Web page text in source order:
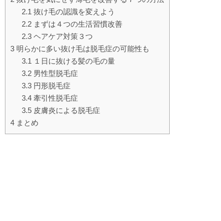
2.1 抜け毛の認識を変えよう
2.2まずは４つの生活習慣改善
2.3ヘアケア対策３つ
3 明らかに多い抜け毛は脱毛症の可能性も
3.1 １日に抜ける髪の毛の量
3.2男性型脱毛症
3.3円形脱毛症
3.4牽引性脱毛症
3.5皮膚炎による脱毛症
4 まとめ